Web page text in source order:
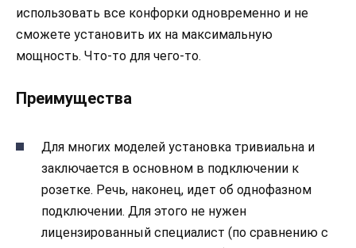
использовать все конфорки одновременно и не
сможете установить их на максимальную
мощность. Что-то для чего-то.
Преимущества
Для многих моделей установка тривиальна и
заключается в основном в подключении к
розетке. Речь, наконец, идет об однофазном
подключении. Для этого не нужен
лицензированный специалист (по сравнению с